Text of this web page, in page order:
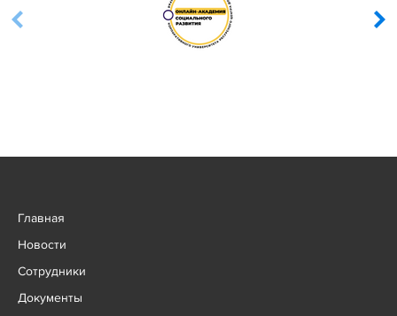
Главная
Новости
Сотрудники
Документы